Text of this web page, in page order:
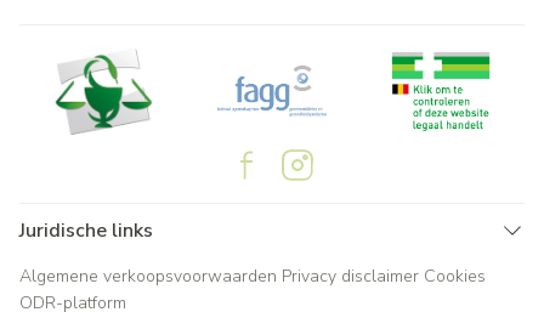
Juridische links
Algemene verkoopsvoorwaarden Privacy disclaimer Cookies
ODR-platform